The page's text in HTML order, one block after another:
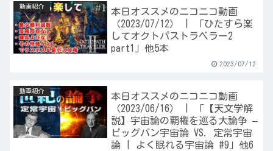
動画紹介
本日オススメのニコニコ動画
（2023/07/12） | 「ひたすら楽
してオクトパストラベラー2
part1」他5本
2023/07/12
動画紹介
本日オススメのニコニコ動画
（2023/06/16） | 「【天文学解
説】宇宙論の覇権を巡る大論争 –
ビッグバン宇宙論 VS. 定常宇宙
論 | よく眠れる宇宙論 #9」他6